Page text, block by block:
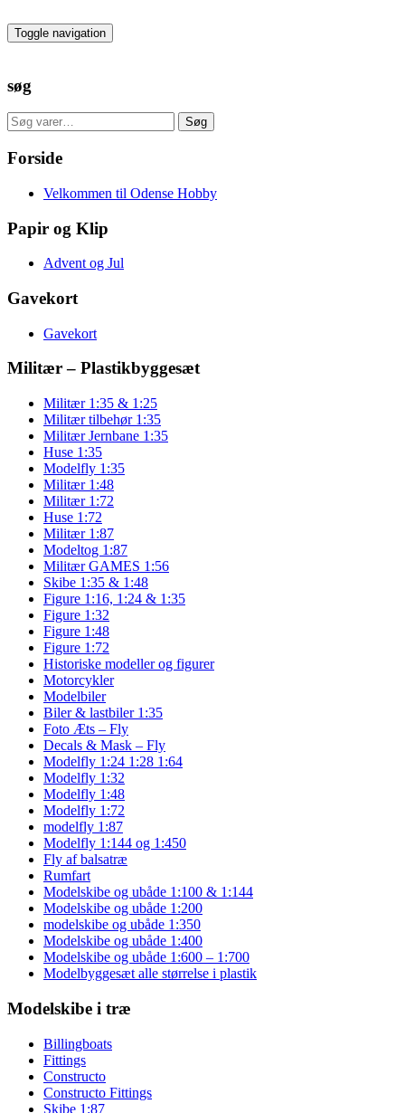
to
the
Toggle navigation
søg
Søg
efter:
Søg
Forside
Velkommen til Odense Hobby
Papir og Klip
Advent og Jul
Gavekort
Gavekort
Militær – Plastikbyggesæt
Militær 1:35 & 1:25
Militær tilbehør 1:35
Militær Jernbane 1:35
Huse 1:35
Modelfly 1:35
Militær 1:48
Militær 1:72
Huse 1:72
Militær 1:87
Modeltog 1:87
Militær GAMES 1:56
Skibe 1:35 & 1:48
Figure 1:16, 1:24 & 1:35
Figure 1:32
Figure 1:48
Figure 1:72
Historiske modeller og figurer
Motorcykler
Modelbiler
Biler & lastbiler 1:35
Foto Æts – Fly
Decals & Mask – Fly
Modelfly 1:24 1:28 1:64
Modelfly 1:32
Modelfly 1:48
Modelfly 1:72
modelfly 1:87
Modelfly 1:144 og 1:450
Fly af balsatræ
Rumfart
Modelskibe og ubåde 1:100 & 1:144
Modelskibe og ubåde 1:200
modelskibe og ubåde 1:350
Modelskibe og ubåde 1:400
Modelskibe og ubåde 1:600 – 1:700
Modelbyggesæt alle størrelse i plastik
Modelskibe i træ
Billingboats
Fittings
Constructo
Constructo Fittings
Skibe 1:87